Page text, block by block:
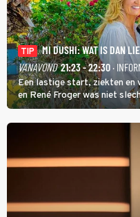
TIP
MI DUSHI: WAT IS DAN
VANAVOND 21:23 - 22:30 ·
Een lastige start, ziekten en
en René Froger was niet
Wat Is Dan Liefde? neemt
uit vissen om het over de